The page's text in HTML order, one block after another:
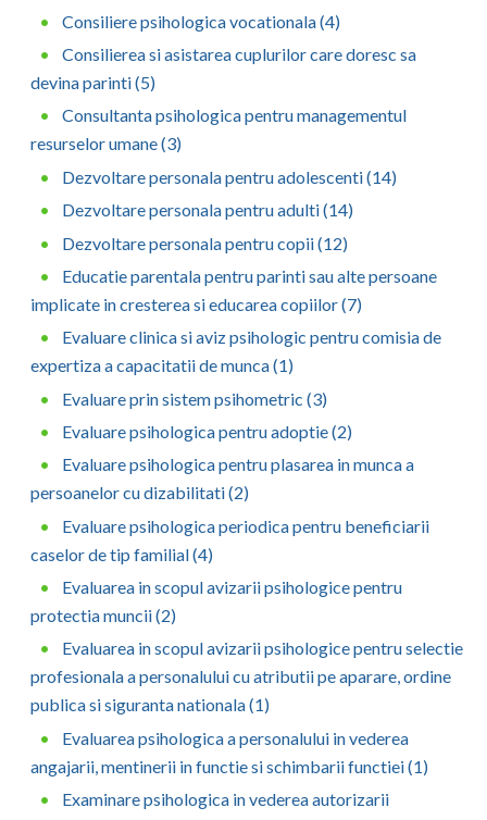
Consiliere psihologica vocationala (4)
Consilierea si asistarea cuplurilor care doresc sa
devina parinti (5)
Consultanta psihologica pentru managementul
resurselor umane (3)
Dezvoltare personala pentru adolescenti (14)
Dezvoltare personala pentru adulti (14)
Dezvoltare personala pentru copii (12)
Educatie parentala pentru parinti sau alte persoane
implicate in cresterea si educarea copiilor (7)
Evaluare clinica si aviz psihologic pentru comisia de
expertiza a capacitatii de munca (1)
Evaluare prin sistem psihometric (3)
Evaluare psihologica pentru adoptie (2)
Evaluare psihologica pentru plasarea in munca a
persoanelor cu dizabilitati (2)
Evaluare psihologica periodica pentru beneficiarii
caselor de tip familial (4)
Evaluarea in scopul avizarii psihologice pentru
protectia muncii (2)
Evaluarea in scopul avizarii psihologice pentru selectie
profesionala a personalului cu atributii pe aparare, ordine
publica si siguranta nationala (1)
Evaluarea psihologica a personalului in vederea
angajarii, mentinerii in functie si schimbarii functiei (1)
Examinare psihologica in vederea autorizarii